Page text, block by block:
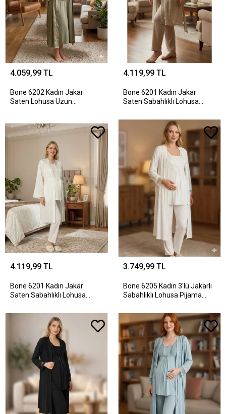
4.059,99 TL
Bone 6202 Kadın Jakar
Saten Lohusa Uzun
4.119,99 TL
Bone 6201 Kadın Jakar
Saten Sabahlıklı Lohusa
4.119,99 TL
Bone 6201 Kadın Jakar
Saten Sabahlıklı Lohusa
3.749,99 TL
Bone 6205 Kadın 3'lü Jakarlı
Sabahlıklı Lohusa Pijama